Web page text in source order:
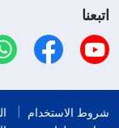
اتبعنا
شروط الاستخدام